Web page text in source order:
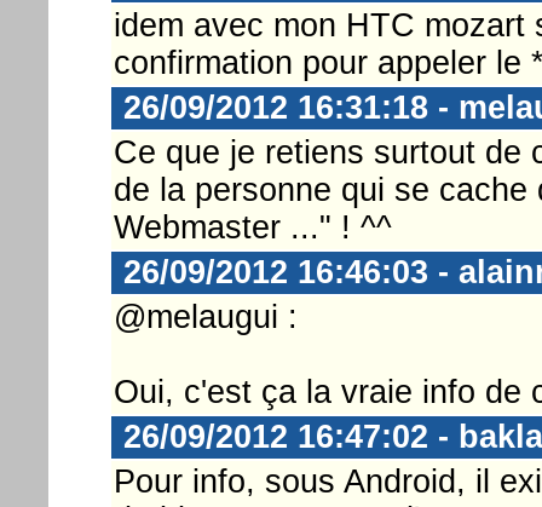
idem avec mon HTC mozart
confirmation pour appeler le
26/09/2012 16:31:18 -
Ce que je retiens surtout de
de la personne qui se
Webmaster ..." ! ^^
26/09/2012 16:46:03 -
@melaugui :
Oui, c'est ça la vraie info de
26/09/2012 16:47:02 -
Pour info, sous Android, il